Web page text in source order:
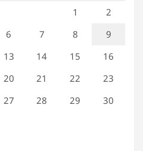
1
2
6 7 8
9
13 14 15
16
20 21 22
23
27 28 29
30